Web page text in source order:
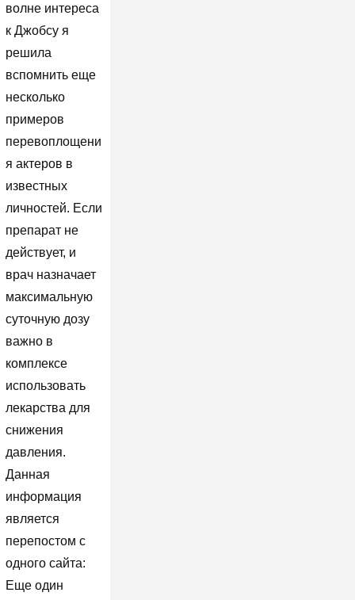
волне интереса
к Джобсу я
решила
вспомнить еще
несколько
примеров
перевоплощени
я актеров в
известных
личностей. Если
препарат не
действует, и
врач назначает
максимальную
суточную дозу
важно в
комплексе
использовать
лекарства для
снижения
давления.
Данная
информация
является
перепостом с
одного сайта:
Еще один